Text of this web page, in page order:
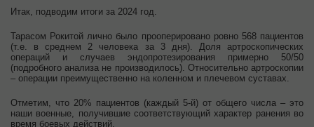
Итак, подводим итоги за 2024 год.
Тарасом Рокитой лично было прооперировано ровно 568 пациентов
(т.е. в среднем 2 человека за 3 дня). Доля артроскопических
операций и случаев эндопротезирования примерно 50/50
(подробного анализа не производилось). Относительно артроскопии
– операции преимущественно на коленном и плечевом суставах.
Отметим, что 20% пациентов (каждый 5-й) от общего числа – это
наши военные, получившие соответствующий характер ранения во
время боевых действий.